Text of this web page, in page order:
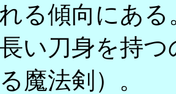
る傾向にある
い刀身を持
魔法剣）。